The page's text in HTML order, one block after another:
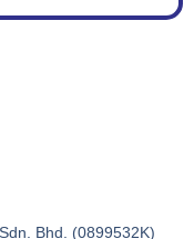
Bhd. (0899532K)